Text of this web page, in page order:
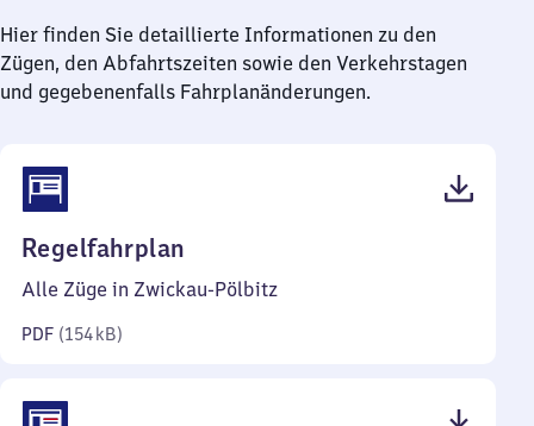
Hier finden Sie detaillierte Informationen zu den
Zügen, den Abfahrtszeiten sowie den Verkehrstagen
und gegebenenfalls Fahrplanänderungen.
Regelfahrplan
154
Alle Züge in Zwickau-Pölbitz
PDF (154 kB)